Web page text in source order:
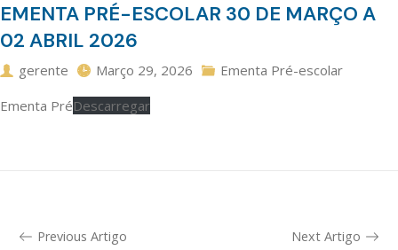
EMENTA PRÉ-ESCOLAR 30 DE MARÇO A
02 ABRIL 2026
gerente Março 29, 2026
Ementa Pré-escolar
Ementa PréDescarregar
Previous Artigo Next Artigo